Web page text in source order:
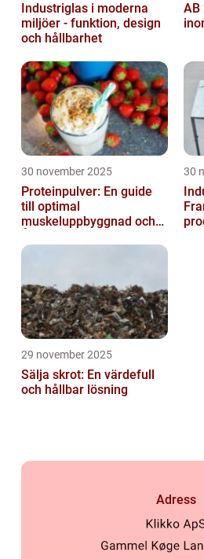
Industriglas i moderna
miljöer - funktion, design
och hållbarhet
AB
30 november 2025
Proteinpulver: En guide
till optimal
muskeluppbyggnad och
30
29 november 2025
Sälja skrot: En värdefull
och hållbar lösning
Adress